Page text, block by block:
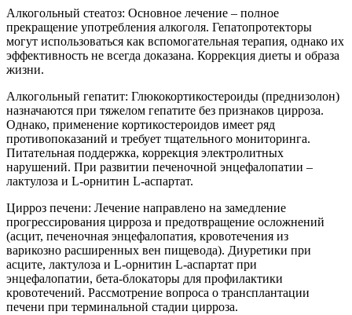
Алкогольный стеатоз: Основное лечение – полное
прекращение употребления алкоголя. Гепатопротекторы
могут использоваться как вспомогательная терапия, однако их
эффективность не всегда доказана. Коррекция диеты и образа
жизни.
Алкогольный гепатит: Глюкокортикостероиды (преднизолон)
назначаются при тяжелом гепатите без признаков цирроза.
Однако, применение кортикостероидов имеет ряд
противопоказаний и требует тщательного мониторинга.
Питательная поддержка, коррекция электролитных
нарушений. При развитии печеночной энцефалопатии –
лактулоза и L-орнитин L-аспартат.
Цирроз печени: Лечение направлено на замедление
прогрессирования цирроза и предотвращение осложнений
(асцит, печеночная энцефалопатия, кровотечения из
варикозно расширенных вен пищевода). Диуретики при
асците, лактулоза и L-орнитин L-аспартат при
энцефалопатии, бета-блокаторы для профилактики
кровотечений. Рассмотрение вопроса о трансплантации
печени при терминальной стадии цирроза.